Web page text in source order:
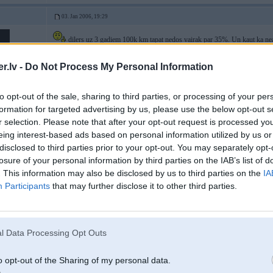
- Do Not Process My Personal Information
opt-out of the sale, sharing to third parties, or processing of your
for targeted advertising by us, please use the below opt-out
selection. Please note that after your opt-out request is processed
interest-based ads based on personal information utilized by us
to third parties prior to your opt-out. You may separately
of your personal information by third parties on the IAB’s list of
This information may also be disclosed by us to third parties on the
Participants that may further disclose it to other third parties.
Data Processing Opt Outs
opt-out of the Sharing of my personal data.
03. Jan 2006, 19:29
dilers uz 3 gadiem 100k km tapat nedos vairak par 35%. Un kaut ka
-----------------
03. Jan 2006, 19:33
na chem osnovani vashi stol raduznie plani?